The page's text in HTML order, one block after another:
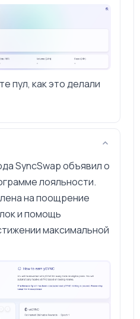
пул, как это делали
SyncSwap объявил о
лояльности.
на поощрение
и помощь
максимальной